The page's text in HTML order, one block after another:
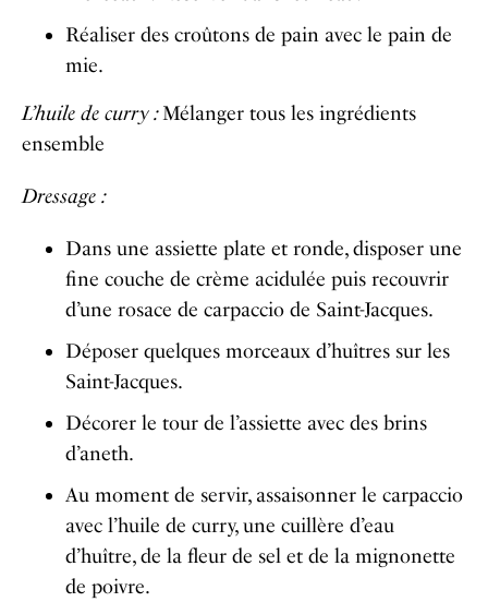
Réaliser des croûtons de pain avec le pain de
mie.
L’huile de curry :Mélanger tous les ingrédients
ensemble
Dressage :
Dans une assiette plate et ronde, disposer une
fine couche de crème acidulée puis recouvrir
d’une rosace de carpaccio de Saint-Jacques.
Déposer quelques morceaux d’huîtres sur les
Saint-Jacques.
Décorer le tour de l’assiette avec des brins
d’aneth.
Au moment de servir, assaisonner le carpaccio
avec l’huile de curry, une cuillère d’eau
d’huître, de la fleur de sel et de la mignonette
de poivre.